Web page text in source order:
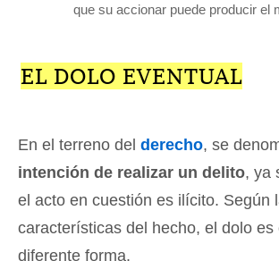
que su accionar puede producir el
EL DOLO EVENTUAL
En el terreno del derecho, se
intención de realizar un delito, ya
el acto en cuestión es ilícito. Según
características del hecho, el dolo es
diferente forma.